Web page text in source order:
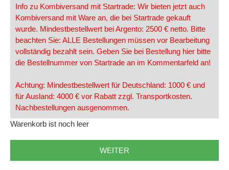
Info zu Kombiversand mit Startrade: Wir bieten jetzt auch
Kombiversand mit Ware an, die bei Startrade gekauft
wurde. Mindestbestellwert bei Argento: 2500 € netto. Bitte
beachten Sie: ALLE Bestellungen müssen vor Bearbeitung
vollständig bezahlt sein. Geben Sie bei Bestellung hier bitte
die Bestellnummer von Startrade an im Kommentarfeld an!
Achtung: Mindestbestellwert für Deutschland: 1000 € und
für Ausland: 4000 € vor Rabatt zzgl. Transportkosten.
Nachbestellungen ausgenommen.
Warenkorb ist noch leer
WEITER